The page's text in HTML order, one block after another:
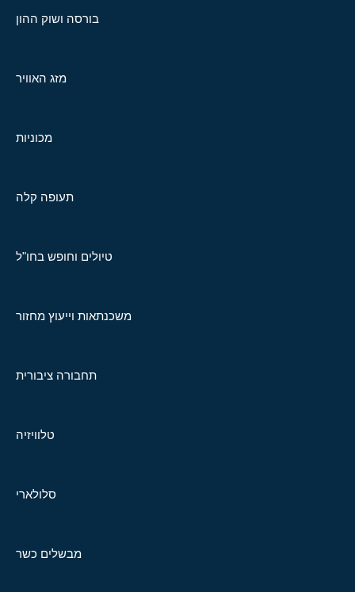
בורסה ושוק ההון
מזג האוויר
מכוניות
תעופה קלה
טיולים וחופש בחו"ל
משכנתאות וייעוץ מחזור
תחבורה ציבורית
טלוויזיה
סלולארי
מבשלים כשר